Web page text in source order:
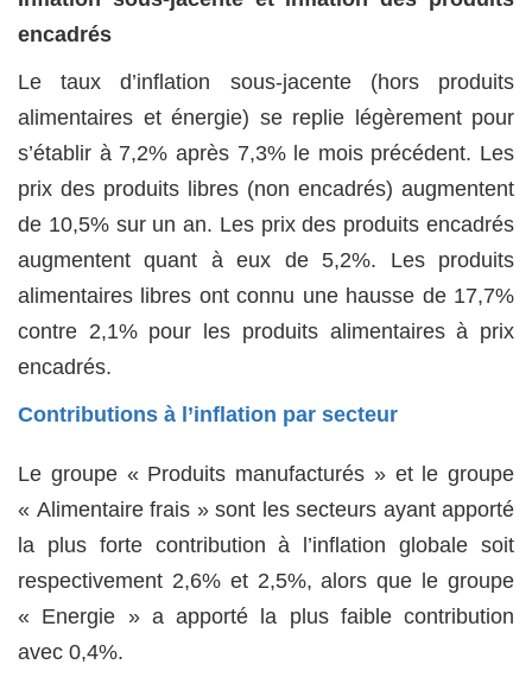
encadrés
Le taux d’inflation sous-jacente (hors produits
alimentaires et énergie) se replie légèrement pour
s’établir à 7,2% après 7,3% le mois précédent. Les
prix des produits libres (non encadrés) augmentent
de 10,5% sur un an. Les prix des produits encadrés
augmentent quant à eux de 5,2%. Les produits
alimentaires libres ont connu une hausse de 17,7%
contre 2,1% pour les produits alimentaires à prix
encadrés.
Contributions à l’inflation par secteur
Le groupe « Produits manufacturés » et le groupe
« Alimentaire frais » sont les secteurs ayant apporté
la plus forte contribution à l’inflation globale soit
respectivement 2,6% et 2,5%, alors que le groupe
« Energie » a apporté la plus faible contribution
avec 0,4%.